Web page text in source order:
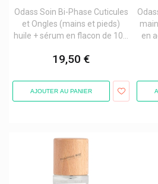
Croissance des ongles
Cuticules
Dissolvant
Hyperkératose et mycose des ongles
Ongles abîmés
Pinces
Soins du visage
Odass Soin Bi-Phase Cuticules
et Ongles (mains et pieds)
huile + sérum en flacon de 10...
19,50 €
AJOUTER AU PANIER
en